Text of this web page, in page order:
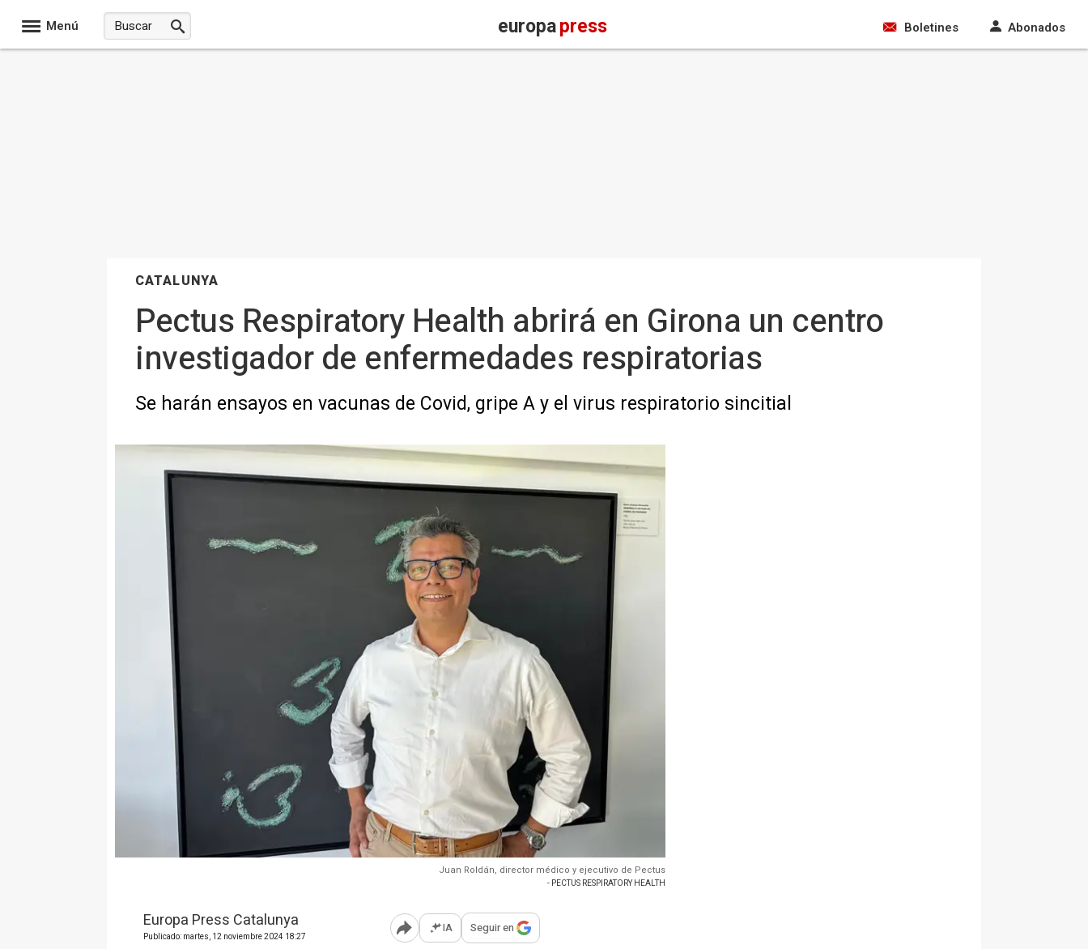
Menú europapress Boletines Abonados
CATALUNYA
Pectus Respiratory Health abrirá en Girona un centro
investigador de enfermedades respiratorias
Se harán ensayos en vacunas de Covid, gripe A y el virus respiratorio sincitial
Juan Roldán, director médico y ejecutivo de Pectus
- PECTUS RESPIRATORY HEALTH
Europa Press Catalunya
Publicado: martes, 12 noviembre 2024 18:27 Abrir opciones para compartir
IA Seguir en